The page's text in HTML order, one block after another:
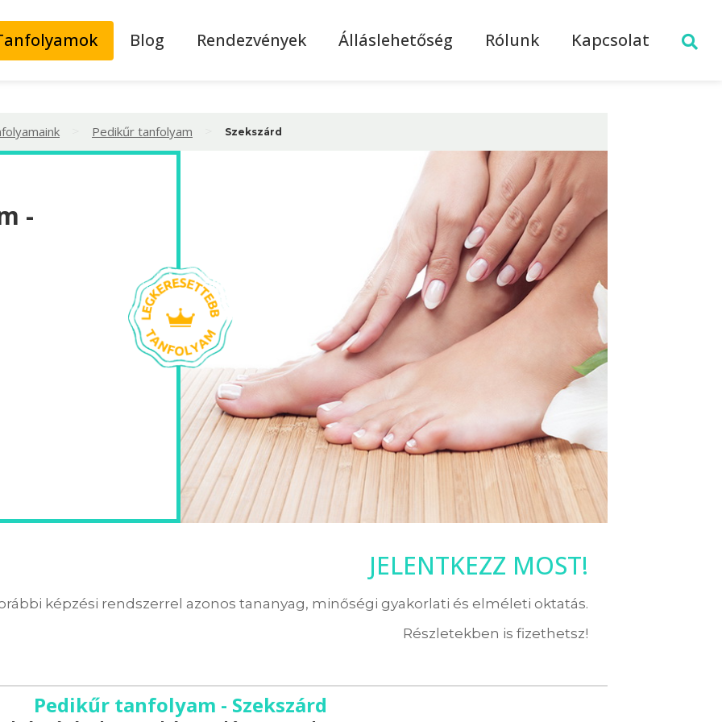
Blog Rendezvények Álláslehetőség Rólunk Kapcsolat
Pedikűr tanfolyam Szekszárd
-
JELENTKEZZ MOST!
képzési rendszerrel azonos tananyag, minőségi gyakorlati és elméleti oktatás.
Részletekben is fizethetsz!
Pedikűr tanfolyam - Szekszárd